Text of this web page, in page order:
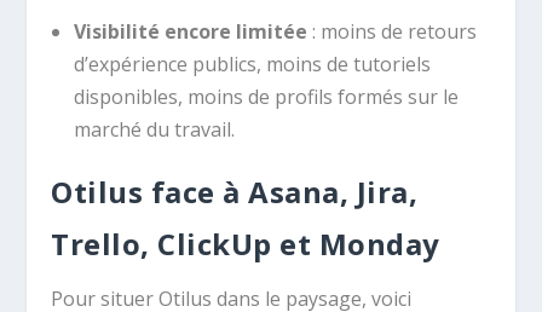
Visibilité encore limitée : moins de retours
d’expérience publics, moins de tutoriels
disponibles, moins de profils formés sur le
marché du travail.
Otilus face à Asana, Jira,
Trello, ClickUp et Monday
Pour situer Otilus dans le paysage, voici